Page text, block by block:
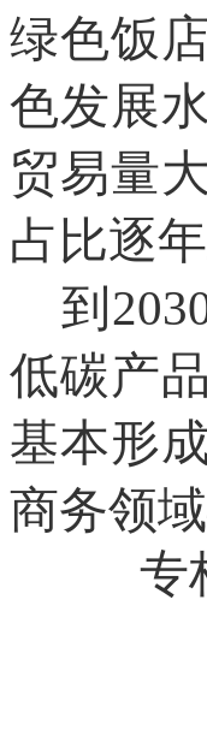
绿色饭
色发展
贸易量
占比逐年
到
低碳产
基本形
商务领
专